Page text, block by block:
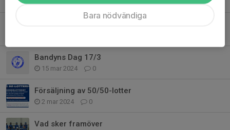
Bandyns Dag 17/3
15 mar 2024 0
Försäljning av 50/50-lotter
2 mar 2024 0
Vad sker framöver
Bara nödvändiga